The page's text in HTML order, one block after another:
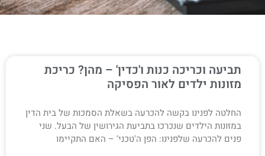
תביעה וכריכה כנות ו'כדין' – מהן? כריכת
מזונות ילדים לאור הפסיקה
החלטה לפנינו בקשה להכרעה בשאלת הסמכות של בית הדין
במזונות הילדים שנכרכו בתביעת הגירושין של הבעל. שני
פנים להכרעה שלפנינו: הפן ה'טכני' – האם התקיימו